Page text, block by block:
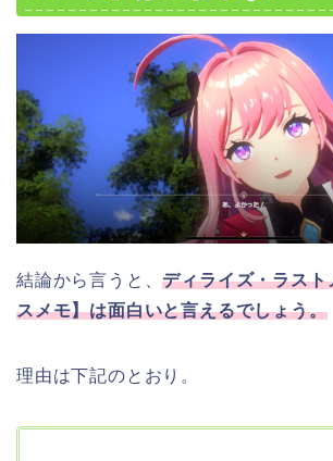
結論から言うと、ディライズ・ラスト
スメモ】は面白いと言えるでしょう。
理由は下記のとおり。